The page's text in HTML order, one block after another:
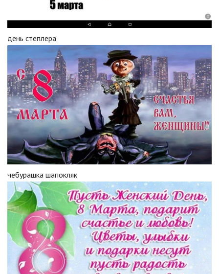
день степлера
чебурашка шапокляк